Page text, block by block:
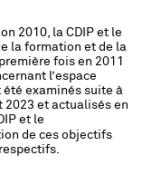
2010, la CDIP et le
la formation et de la
fois en 2011
l’espace
examinés suite à
2023 et actualisés en
et le
de ces objectifs